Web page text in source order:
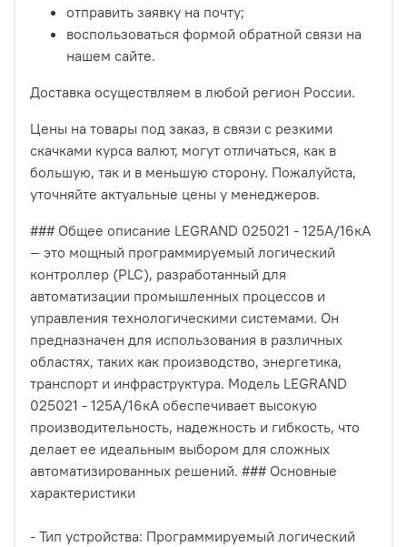
отправить заявку на почту;
воспользоваться формой обратной связи на
нашем сайте.
Доставка осуществляем в любой регион России.
Цены на товары под заказ, в связи с резкими
скачками курса валют, могут отличаться, как в
большую, так и в меньшую сторону. Пожалуйста,
уточняйте актуальные цены у менеджеров.
### Общее описание LEGRAND 025021 - 125А/16кА
— это мощный программируемый логический
контроллер (PLC), разработанный для
автоматизации промышленных процессов и
управления технологическими системами. Он
предназначен для использования в различных
областях, таких как производство, энергетика,
транспорт и инфраструктура. Модель LEGRAND
025021 - 125А/16кА обеспечивает высокую
производительность, надежность и гибкость, что
делает ее идеальным выбором для сложных
автоматизированных решений. ### Основные
характеристики
- Тип устройства: Программируемый логический